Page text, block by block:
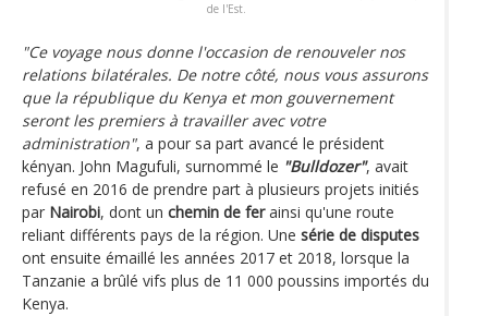
de l'Est.
"Ce voyage nous donne l'occasion de renouveler nos
relations bilatérales. De notre côté, nous vous assurons
que la république du Kenya et mon gouvernement
seront les premiers à travailler avec votre
administration", a pour sa part avancé le président
kényan. John Magufuli, surnommé le "Bulldozer", avait
refusé en 2016 de prendre part à plusieurs projets initiés
par Nairobi, dont un chemin de ferainsi qu'une route
reliant différents pays de la région. Une série de disputes
ont ensuite émaillé les années 2017 et 2018, lorsque la
Tanzanie a brûlé vifs plus de 11 000 poussins importés du
Kenya.